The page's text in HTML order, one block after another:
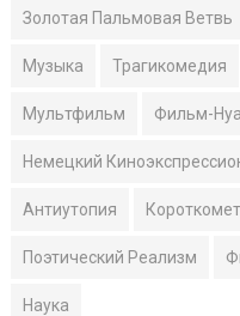
Золотая Пальмовая Ветвь
Музыка Трагикомедия
Мультфильм Фильм-
Немецкий
Антиутопия
Поэтический Реализм
Наука